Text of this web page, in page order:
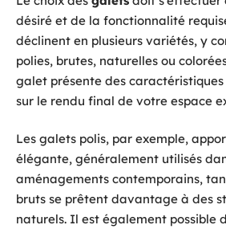
désiré et de la fonctionnalité
déclinent en plusieurs variétés, y
polies, brutes, naturelles ou
galet présente des
sur le rendu final de votre espace
Les galets polis, par exemple,
élégante, généralement utilisés
aménagements contemporains,
bruts se prêtent davantage à des
naturels. Il est également possible